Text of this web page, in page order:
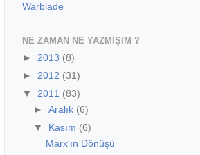
Warblade
NE ZAMAN NE YAZMIŞIM ?
► 2013 (8)
► 2012 (31)
▼ 2011 (83)
►Aralık (6)
▼
Kasım (6)
Marx'ın Dönüşü